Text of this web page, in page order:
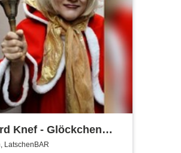
Knef - Glöckchen
da |
LatschenBAR